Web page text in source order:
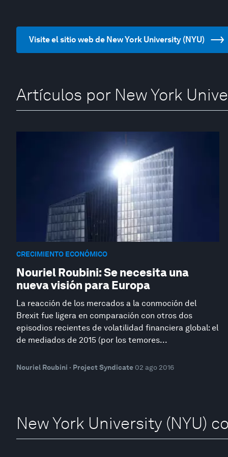
Visite el sitio web de New York University (NYU)
Artículos por New York
CRECIMIENTO ECONÓMICO
Nouriel Roubini: Se necesita una
nueva visión para Europa
La reacción de los mercados a la conmoción del
Brexit fue ligera en comparación con otros dos
episodios recientes de volatilidad financiera global: el
de mediados de 2015 (por los temores...
Nouriel Roubini · Project Syndicate 02 ago 2016
New York University (NYU)